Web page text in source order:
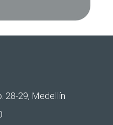
28-29, Medellín